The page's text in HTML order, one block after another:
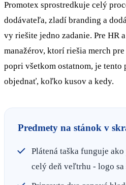
Promotex sprostredkuje celý
dodávateľa, zladí branding a
vy riešite jedno zadanie. Pre HR
manažérov, ktorí riešia merch
popri všetkom ostatnom, je tento
objednať, koľko kusov a kedy.
Predmety na stánok v
Plátená taška funguje
celý deň veľtrhu - logo